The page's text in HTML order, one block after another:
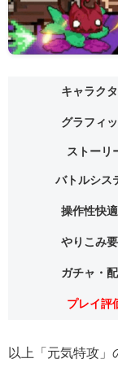
キャラク
グラフィ
ストーリ
バトルシス
操作性快
やりこみ
ガチャ・
プレイ評
以上「元気特攻」